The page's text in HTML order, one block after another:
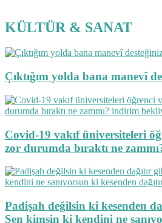
KÜLTÜR & SANAT
Çıktığım yolda bana manevî
Covid-19 vakıf üniversiteleri
zor durumda bıraktı ne
Padişah değilsin ki kesenden
Sen kimsin ki kendini ne